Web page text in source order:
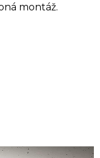
montáž.